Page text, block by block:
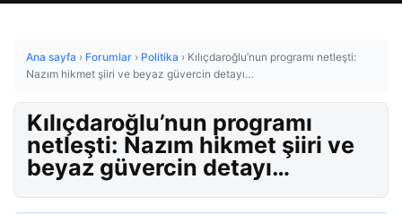
Ana sayfa › Forumlar › Politika › Kılıçdaroğlu’nun programı netleşti:
Nazım hikmet şiiri ve beyaz güvercin detayı…
Kılıçdaroğlu’nun programı
netleşti: Nazım hikmet şiiri ve
beyaz güvercin detayı…